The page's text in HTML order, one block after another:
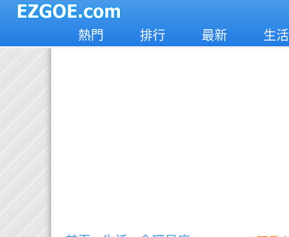
熱門 排行 最新 生活